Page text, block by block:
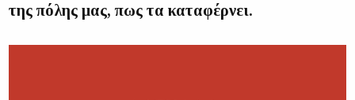
της πόλης μας, πως τα καταφέρνει.